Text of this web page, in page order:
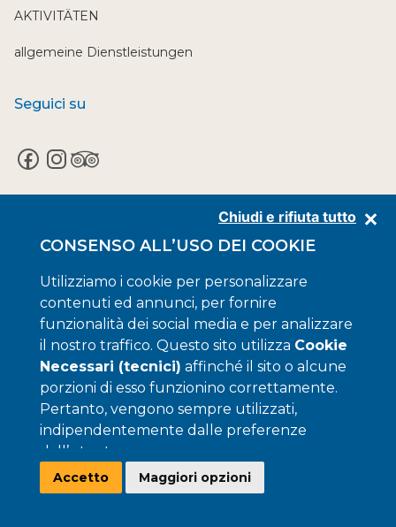
Chiudi e rifiuta tutto
CONSENSO ALL’USO DEI COOKIE
Utilizziamo i cookie per personalizzare
contenuti ed annunci, per fornire
funzionalità dei social media e per analizzare
il nostro traffico. Questo sito utilizza Cookie
Necessari (tecnici) affinché il sito o alcune
porzioni di esso funzionino correttamente.
Pertanto, vengono sempre utilizzati,
indipendentemente dalle preferenze
dall’utente.
Per l’utilizzo diCookie Analitici, Cookie di
Targeting e Marketing e Cookie di
Accetto Maggiori opzioni
AKTIVITÄTEN
allgemeine Dienstleistungen
Seguici su
Privacy Policy
Cookie Policy
Preferenze Cookie
Self-Declaration of Accessibility
Developed by
Genial srl